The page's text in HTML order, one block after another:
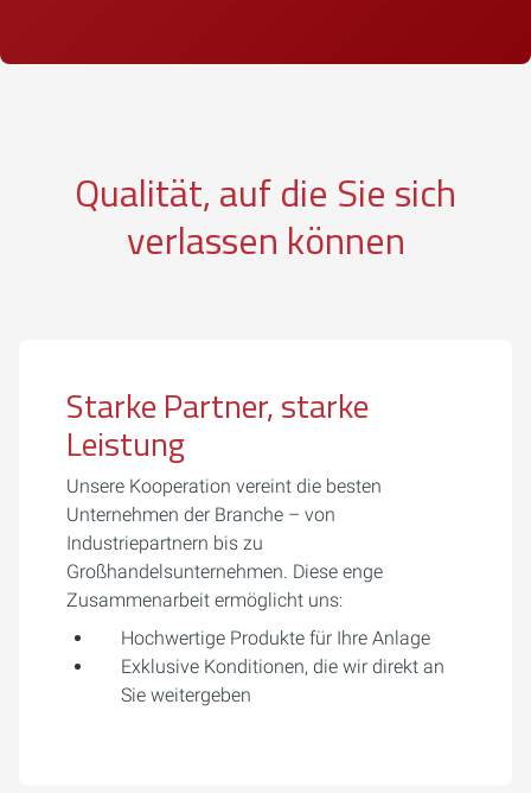
Qualität, auf die Sie sich
verlassen können
Starke Partner, starke
Leistung
Unsere Kooperation vereint die besten
Unternehmen der Branche – von
Industriepartnern bis zu
Großhandelsunternehmen. Diese enge
Zusammenarbeit ermöglicht uns:
Hochwertige Produkte für Ihre Anlage
Exklusive Konditionen, die wir direkt an
Sie weitergeben